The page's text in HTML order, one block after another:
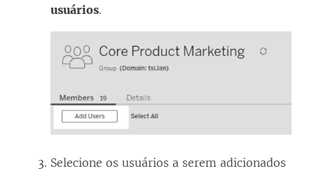
usuários.
Selecione os usuários a serem adicionados